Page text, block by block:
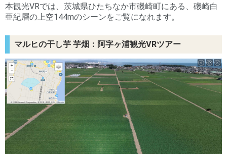
本観光VRでは、茨城県ひたちなか市磯崎町にある、磯崎白
亜紀層の上空144mのシーンをご覧になれます。
マルヒの干し芋 芋畑：阿字ヶ浦観光VRツアー